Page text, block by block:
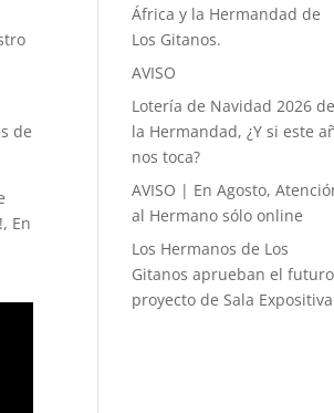
de
En
África y la Hermandad de
Los Gitanos.
AVISO
Lotería de Navidad 2026 de
la Hermandad, ¿Y si este
nos toca?
AVISO | En Agosto,
al Hermano sólo online
Los Hermanos de Los
Gitanos aprueban el futuro
proyecto de Sala Expositiva